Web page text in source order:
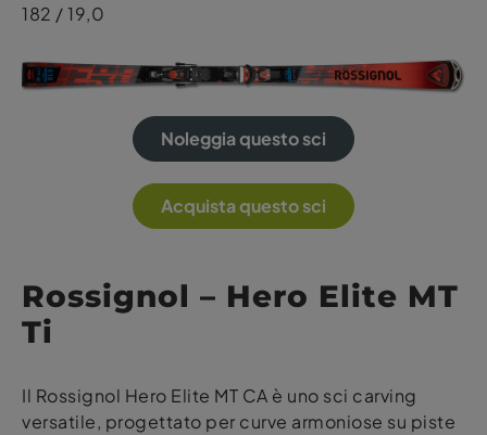
182 / 19,0
Noleggia questo sci
Acquista questo sci
Rossignol – Hero Elite MT
Ti
Il Rossignol Hero Elite MT CA è uno sci carving
versatile, progettato per curve armoniose su piste